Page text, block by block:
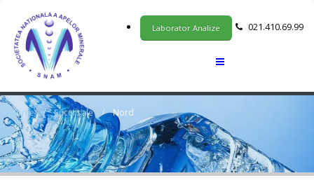
Laborator Analize 021.410.69.99
Home Sucursale Nord